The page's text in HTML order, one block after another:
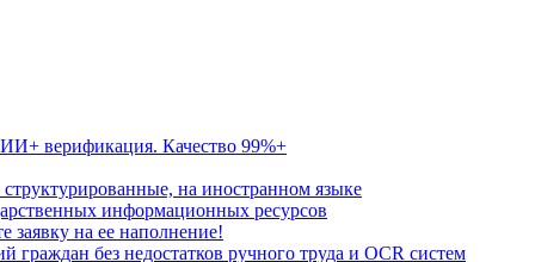
верификация. Качество 99%+
на иностранном языке
информационных ресурсов
заявку на ее наполнение!
без недостатков ручного труда и OCR систем